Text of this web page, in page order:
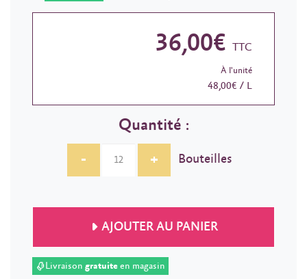
36,00€ TTC
À l'unité
48,00€ / L
Quantité :
-
+ Bouteilles
AJOUTER AU PANIER
Livraison gratuiteen magasin